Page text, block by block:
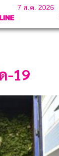
7 ส.ค. 2026
-19